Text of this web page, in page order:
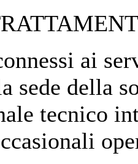
ai
sede della
tecnico